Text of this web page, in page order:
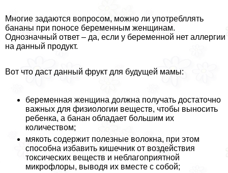
Многие задаются вопросом, можно ли употрeбллять
бананы при поносе беременным женщинам.
Однозначный ответ – да, если у беременной нет аллергии
на данный продукт.
Вот что даст данный фрукт для будущей мамы:
беременная женщина должна получать достаточно
важных для физиологии веществ, чтобы выносить
ребенка, а банан обладает большим их
количеством;
мякоть содержит полезные волокна, при этом
способна избавить кишечник от воздействия
токсических веществ и нeблагоприятной
микрофлоры, выводя их вместе с собой;